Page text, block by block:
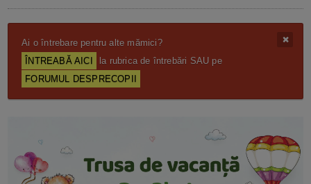
Ai o întrebare pentru alte mămici?
ÎNTREABĂ AICI
la rubrica de întrebări SAU pe
FORUMUL DESPRECOPII